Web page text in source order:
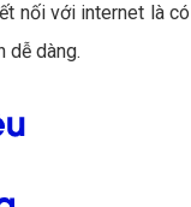
nối với internet là có
dễ dàng.